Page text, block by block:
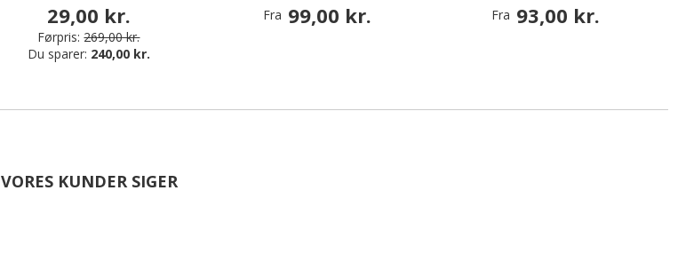
29,00 kr.
Førpris: 269,00 kr.
Du sparer: 240,00 kr.
Fra 99,00 kr.
Fra 93,00 kr.
VORES KUNDER SIGER